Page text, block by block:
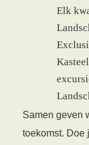
Elk
Samen geven
toekomst. Doe